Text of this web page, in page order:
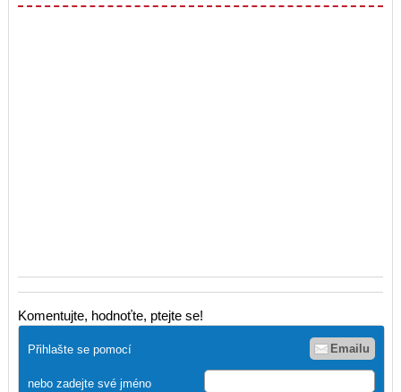
Komentujte, hodnoťte, ptejte se!
Přihlašte se pomocí Emailu
nebo zadejte své jméno